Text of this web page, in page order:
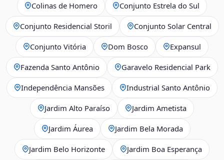
Colinas de Homero Conjunto Estrela do Sul
Conjunto Residencial Storil Conjunto Solar Central
Conjunto Vitória Dom Bosco Expansul
Fazenda Santo Antônio Garavelo Residencial Park
Independência Mansões Industrial Santo Antônio
Jardim Alto Paraíso Jardim Ametista
Jardim Áurea Jardim Bela Morada
Jardim Belo Horizonte Jardim Boa Esperança